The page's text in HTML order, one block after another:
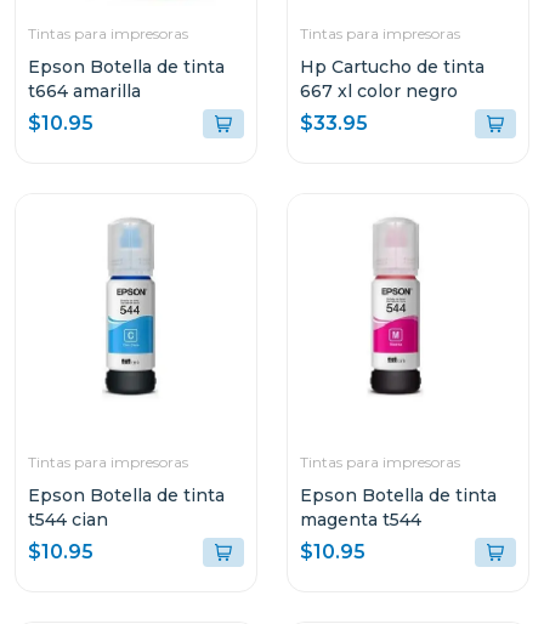
Tintas para impresoras
Epson Botella de tinta
t664 amarilla
$10.95
Tintas para impresoras
Hp Cartucho de tinta
667 xl color negro
$33.95
Tintas para impresoras
Epson Botella de tinta
t544 cian
$10.95
Tintas para impresoras
Epson Botella de tinta
magenta t544
$10.95